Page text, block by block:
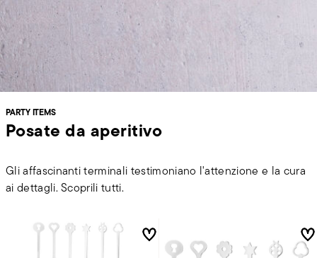
PARTY ITEMS
Posate da aperitivo
Gli affascinanti terminali testimoniano l'attenzione e la cura
ai dettagli. Scoprili tutti.